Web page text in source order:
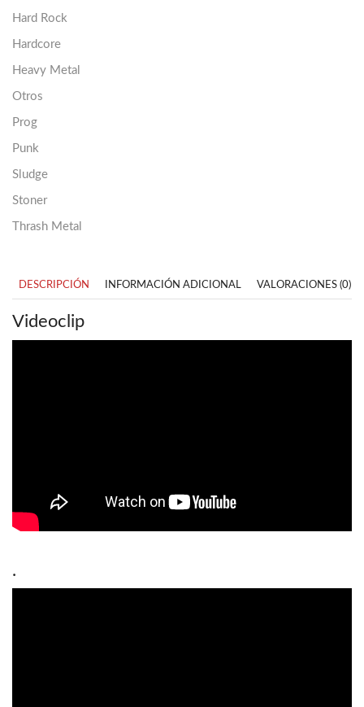
Hard Rock
Hardcore
Heavy Metal
Otros
Prog
Punk
Sludge
Stoner
Thrash Metal
DESCRIPCIÓN INFORMACIÓN ADICIONAL VALORACIONES (0)
Videoclip
.